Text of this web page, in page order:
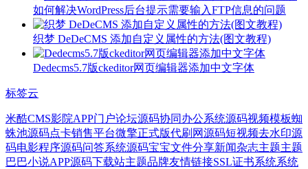
如何解决WordPress后台提示需要输入FTP信息的问题
织梦 DeDeCMS 添加自定义属性的方法(图文教程)
Dedecms5.7版ckeditor网页编辑器添加中文字体
标签云
米酷CMS影院APP门户论坛源码协同办公系统源码视频模板蜘
蛛池源码点卡销售平台微擎正式版代刷网源码短视频去水印源
码电影程序源码问答系统源码宝宝文件分享新闻杂志主题主题
巴巴小说APP源码下载站主题品牌友情链接SSL证书系统系统